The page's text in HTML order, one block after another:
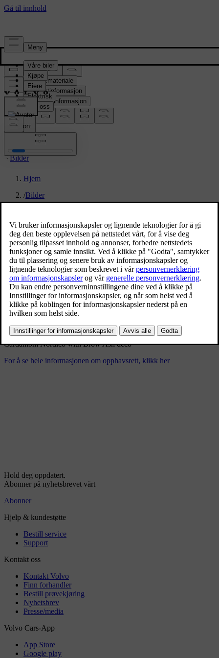
Presserom
Pressemateriale
Produktinformasjon
Selskapsinformasjon
Mediekontakter
location:
NO
Bilder
Hjem
/Bilder
New Volvo XC90 T8 - interior
11/26/2024
Bokmerke
Del
Last ned
Cardamom Nordico with Brow Ash deco
For å se hele informasjonen om opphavsrett, klikk her